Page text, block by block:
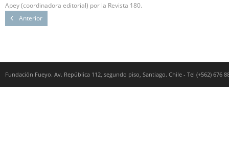
Apey (coordinadora editorial) por la Revista 180.
Anterior
Fundación Fueyo. Av. República 112, segundo piso, Santiago. Chile - Tel (+562) 676